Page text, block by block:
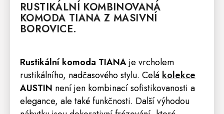
RUSTIKÁLNÍ KOMBINOVANÁ
KOMODA TIANA Z MASIVNÍ
BOROVICE.
Rustikální komoda TIANAje vrcholem
rustikálního, nadčasového stylu. Celá kolekce
AUSTIN není jen kombinací sofistikovanosti a
elegance, ale také funkčnosti. Další výhodou